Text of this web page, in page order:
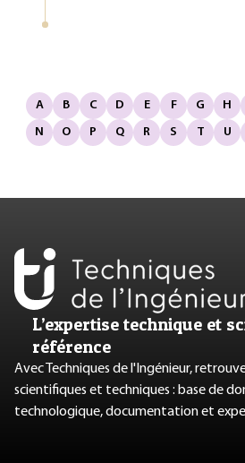
A B C D E F G H
N
O P Q R S T U
L’expertise technique et
référence
Avec Techniques de l'Ingénieur,
scientifiques et techniques : base de
technologique, documentation et